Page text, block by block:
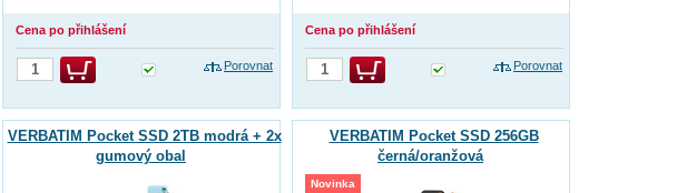
Cena po přihlášení
Porovnat
Cena po přihlášení
Porovnat
VERBATIM Pocket SSD 2TB modrá + 2x
gumový obal
VERBATIM Pocket SSD 256GB
černá/oranžová
Novinka